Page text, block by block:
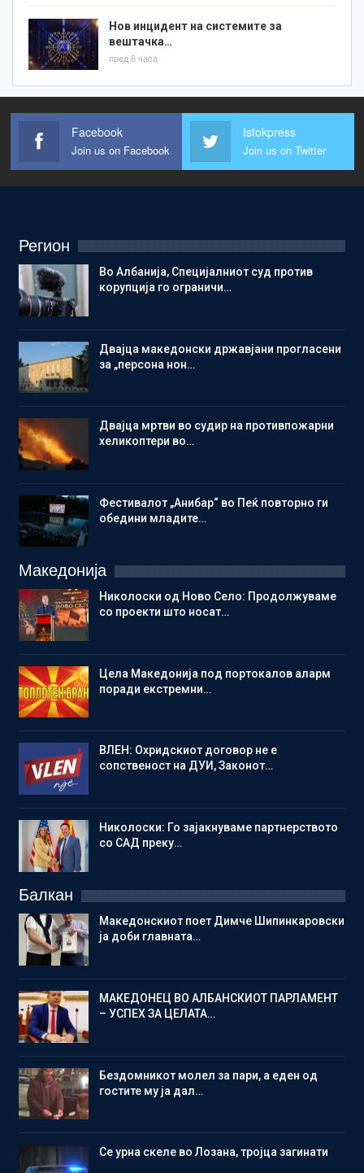
Нов инцидент на системите за
вештачка…
пред 6 часа
Facebook
Join us on Facebook
Istokpress
Join us on Twitter
Регион
Во Албанија, Специјалниот суд против
корупција го ограничи…
Двајца македонски државјани прогласени
за „персона нон…
Двајца мртви во судир на противпожарни
хеликоптери во…
Фестивалот „Анибар“ во Пеќ повторно ги
обедини младите…
Македонија
Николоски од Ново Село: Продолжуваме
со проекти што носат…
Цела Македонија под портокалов аларм
поради екстремни…
ВЛЕН: Охридскиот договор не е
сопственост на ДУИ, Законот…
Николоски: Го зајакнуваме партнерството
со САД преку…
Балкан
Македонскиот поет Димче Шипинкаровски
ја доби главната…
МАКЕДОНЕЦ ВО АЛБАНСКИОТ ПАРЛАМЕНТ
– УСПЕХ ЗА ЦЕЛАТА…
Бездомникот молел за пари, а еден од
гостите му ја дал…
Се урна скеле во Лозана, тројца загинати